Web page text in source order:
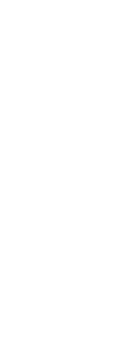
una red
para
para
Si no, se